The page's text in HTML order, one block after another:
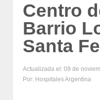
Centro
Barrio
Santa Fe
Actualizada el: 09 de
Por: Hospitales Argentina